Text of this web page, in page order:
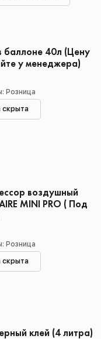
баллоне 40л (Цену
у менеджера)
Розница
скрыта
воздушный
MINI PRO ( Под
Розница
скрыта
клей (4 литра)